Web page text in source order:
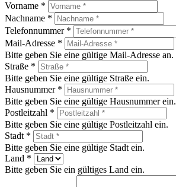
Vorname *
Nachname *
Telefonnummer *
Mail-Adresse *
Bitte geben Sie eine gültige Mail-Adresse an.
Straße *
Bitte geben Sie eine gültige Straße ein.
Hausnummer *
Bitte geben Sie eine gültige Hausnummer ein.
Postleitzahl *
Bitte geben Sie eine gültige Postleitzahl ein.
Stadt *
Bitte geben Sie eine gültige Stadt ein.
Land *
Bitte geben Sie ein gültiges Land ein.